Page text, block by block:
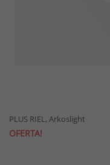
PLUS RIEL, Arkoslight
OFERTA!